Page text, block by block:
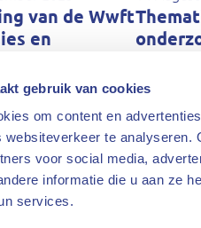
gebruik van cookies
om content en
websiteverkeer te
voor social media,
informatie die u aan ze
services.
van de Wwft
en
1